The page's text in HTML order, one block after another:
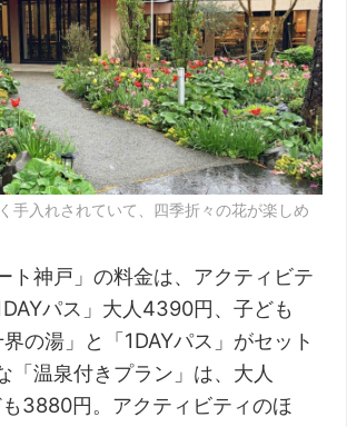
手入れされていて、四季折々の花が楽しめ
ト神戸」の料金は、アクティビテ
パス」大人4390円、子ども
の湯」と「1DAYパス」がセット
「温泉付きプラン」は、大人
3880円。アクティビティのほ